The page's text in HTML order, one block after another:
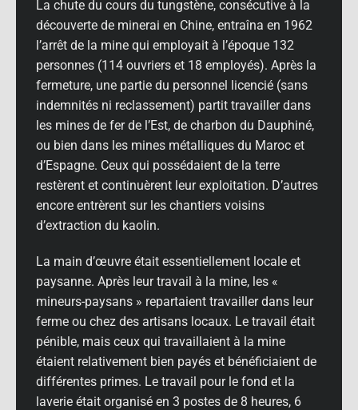
La chute du cours du tungstène, consécutive à la
découverte de minerai en Chine, entraîna en 1962
l’arrêt de la mine qui employait à l’époque 132
personnes (114 ouvriers et 18 employés). Après la
fermeture, une partie du personnel licencié (sans
indemnités ni reclassement) partit travailler dans
les mines de fer de l’Est, de charbon du Dauphiné,
ou bien dans les mines métalliques du Maroc et
d’Espagne. Ceux qui possédaient de la terre
restèrent et continuèrent leur exploitation. D’autres
encore entrèrent sur les chantiers voisins
d’extraction du kaolin.
La main d’œuvre était essentiellement locale et
paysanne. Après leur travail à la mine, les «
mineurs-paysans » repartaient travailler dans leur
ferme ou chez des artisans locaux. Le travail était
pénible, mais ceux qui travaillaient à la mine
étaient relativement bien payés et bénéficiaient de
différentes primes. Le travail pour le fond et la
laverie était organisé en 3 postes de 8 heures, 6